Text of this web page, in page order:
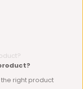
right product